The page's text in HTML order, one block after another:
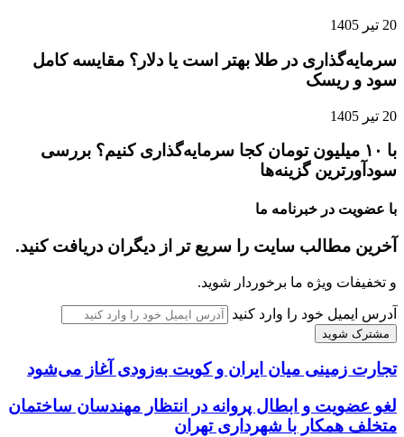
20 تیر 1405
سرمایه‌گذاری در طلا بهتر است یا دلار؟ مقایسه کامل
سود و ریسک
20 تیر 1405
با ۱۰ میلیون تومان کجا سرمایه‌گذاری کنیم؟ بررسی
سودآورترین گزینه‌ها
با عضویت در خبرنامه ما
آخرین مطالب سایت را سریع تر از دیگران دریافت کنید.
و تخفیفات ویژه ما برخوردار شوید.
آدرس ایمیل خود را وارد کنید
تجارت زمینی میان ایران و کویت به‌زودی آغاز می‌شود
لغو عضویت و ابطال پروانه در انتظار مهندسان ساختمان
متخلف همکار با شهرداری تهران